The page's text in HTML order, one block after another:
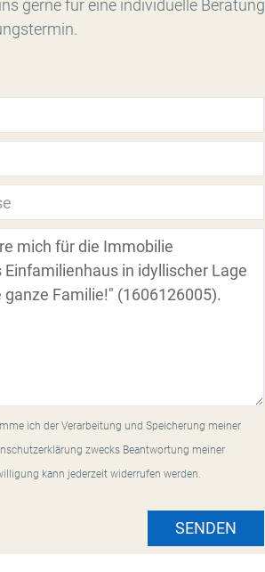
gerne für eine individuelle Beratung
ich der Verarbeitung und Speicherung meiner
zwecks Beantwortung meiner
kann jederzeit widerrufen werden.
SENDEN